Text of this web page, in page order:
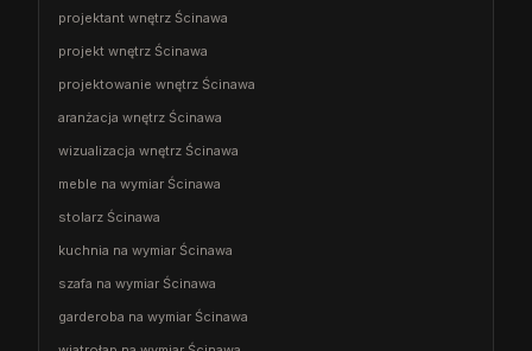
projektant wnętrz Ścinawa
projekt wnętrz Ścinawa
projektowanie wnętrz Ścinawa
aranżacja wnętrz Ścinawa
wizualizacja wnętrz Ścinawa
meble na wymiar Ścinawa
stolarz Ścinawa
kuchnia na wymiar Ścinawa
szafa na wymiar Ścinawa
garderoba na wymiar Ścinawa